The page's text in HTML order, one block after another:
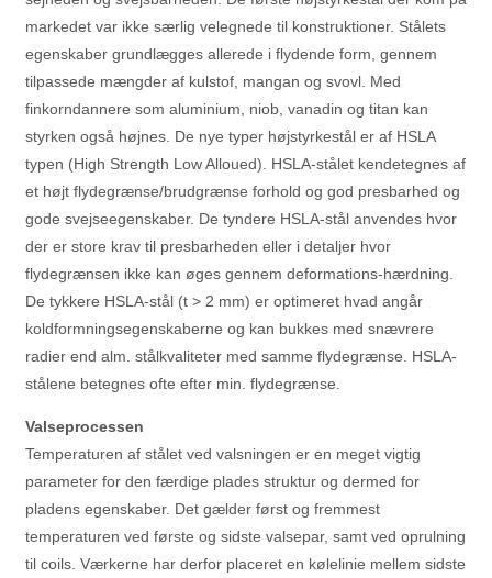
markedet var ikke særlig velegnede til konstruktioner. Stålets
egenskaber grundlægges allerede i flydende form, gennem
tilpassede mængder af kulstof, mangan og svovl. Med
finkorndannere som aluminium, niob, vanadin og titan kan
styrken også højnes. De nye typer højstyrkestål er af HSLA
typen (High Strength Low Alloued). HSLA-stålet kendetegnes af
et højt flydegrænse/brudgrænse forhold og god presbarhed og
gode svejseegenskaber. De tyndere HSLA-stål anvendes hvor
der er store krav til presbarheden eller i detaljer hvor
flydegrænsen ikke kan øges gennem deformations-hærdning.
De tykkere HSLA-stål (t > 2 mm) er optimeret hvad angår
koldformningsegenskaberne og kan bukkes med snævrere
radier end alm. stålkvaliteter med samme flydegrænse. HSLA-
stålene betegnes ofte efter min. flydegrænse.
Valseprocessen
Temperaturen af stålet ved valsningen er en meget vigtig
parameter for den færdige plades struktur og dermed for
pladens egenskaber. Det gælder først og fremmest
temperaturen ved første og sidste valsepar, samt ved oprulning
til coils. Værkerne har derfor placeret en kølelinie mellem sidste